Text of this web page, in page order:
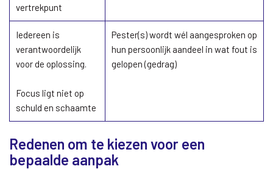
vertrekpunt
Iedereen is
verantwoordelijk
voor de oplossing.
Focus ligt niet op
schuld en schaamte
Pester(s) wordt wél aangesproken op
hun persoonlijk aandeel in wat fout is
gelopen (gedrag)
Redenen om te kiezen voor een
bepaalde aanpak